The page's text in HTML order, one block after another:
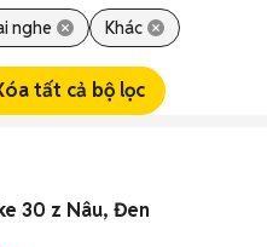
nghe Khác
tất cả bộ lọc
30 z Nâu, Đen